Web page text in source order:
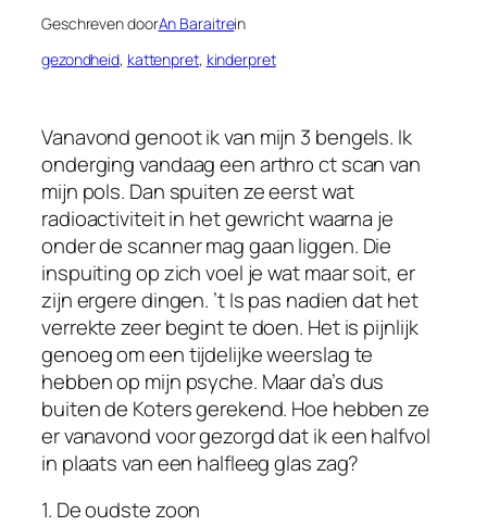
Geschreven doorAn Baraitrein
gezondheid, kattenpret, kinderpret
Vanavond genoot ik van mijn 3 bengels. Ik
onderging vandaag een arthro ct scan van
mijn pols. Dan spuiten ze eerst wat
radioactiviteit in het gewricht waarna je
onder de scanner mag gaan liggen. Die
inspuiting op zich voel je wat maar soit, er
zijn ergere dingen. ’t Is pas nadien dat het
verrekte zeer begint te doen. Het is pijnlijk
genoeg om een tijdelijke weerslag te
hebben op mijn psyche. Maar da’s dus
buiten de Koters gerekend. Hoe hebben ze
er vanavond voor gezorgd dat ik een halfvol
in plaats van een halfleeg glas zag?
1. De oudste zoon